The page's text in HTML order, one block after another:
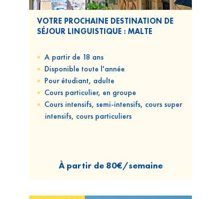
VOTRE PROCHAINE DESTINATION DE
SÉJOUR LINGUISTIQUE : MALTE
A partir de 18 ans
Disponible toute l'année
Pour étudiant, adulte
Cours particulier, en groupe
Cours intensifs, semi-intensifs, cours super
intensifs, cours particuliers
À partir de 80€/semaine